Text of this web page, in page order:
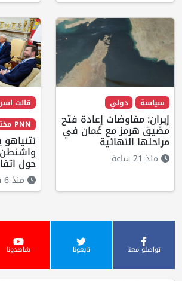
سياسة دولي
إيران: مفاوضات إعادة فتح
مضيق هرمز مع عُمان في
مراحلها النهائية
منذ 21 ساعة
قالت
PNN مختارات
واشنطن
حول
منذ 6 ساعات
تواصلو معنا تابعونا شاهدونا